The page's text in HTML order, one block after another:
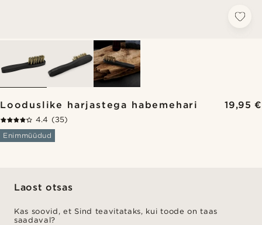
Looduslike harjastega habemehari 19,95 €
4.4 (35)
Enimmüüdud
Laost otsas
Kas soovid, et Sind teavitataks, kui toode on taas
saadaval?